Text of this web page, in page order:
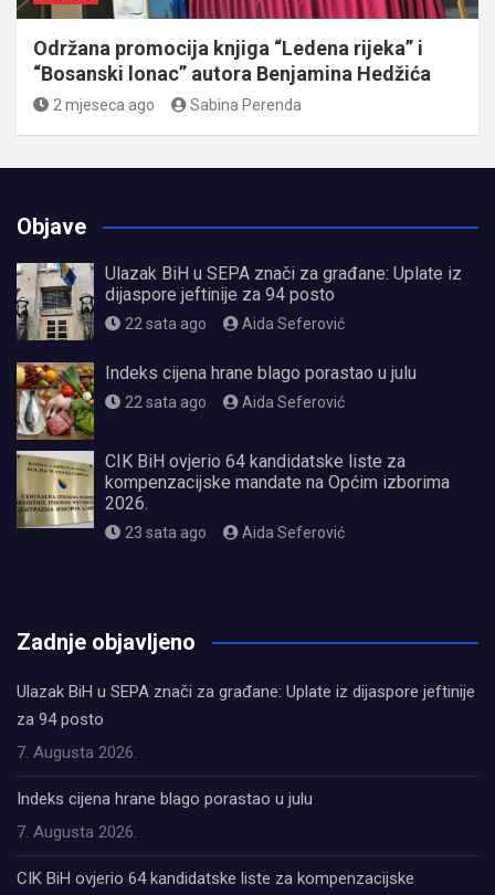
Održana promocija knjiga “Ledena rijeka” i
“Bosanski lonac” autora Benjamina Hedžića
2 mjeseca ago Sabina Perenda
Objave
Ulazak BiH u SEPA znači za građane: Uplate iz
dijaspore jeftinije za 94 posto
22 sata ago Aida Seferović
Indeks cijena hrane blago porastao u julu
22 sata ago Aida Seferović
CIK BiH ovjerio 64 kandidatske liste za
kompenzacijske mandate na Općim izborima
2026.
23 sata ago Aida Seferović
Zadnje objavljeno
Ulazak BiH u SEPA znači za građane: Uplate iz dijaspore jeftinije
za 94 posto
7. Augusta 2026.
Indeks cijena hrane blago porastao u julu
7. Augusta 2026.
CIK BiH ovjerio 64 kandidatske liste za kompenzacijske